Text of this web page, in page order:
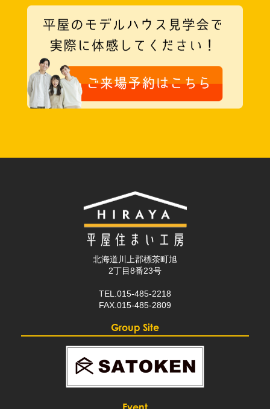
北海道川上郡標茶町旭
2丁目8番23号
TEL.015-485-2218
FAX.015-485-2809
Group Site